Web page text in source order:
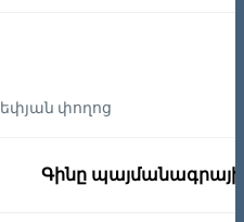
փողոց
Գինը